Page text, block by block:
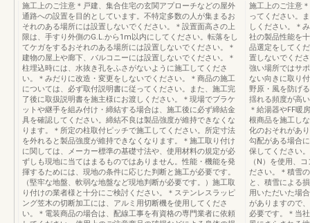
施工上のご注意＊戸建、集合住宅の玄関アプローチなどの屋外
通路への設置を目的としています。不特定多数の人が集まるお
それのある場所には設置しないでください。＊設置面高さの上
限は、手すり外側のG.L.から1m以内にしてください。転落をし
てケガをするおそれのある場所には設置しないでください。＊
建物の屋上や廊下、バルコニーには設置しないでください。＊
柱埋込時には、水抜き孔をふさがないように施工してくださ
い。＊みだりに改造・変更をしないでください。＊商品の施工
については、必ず取付説明書に従ってください。また、施工完
了後に取扱説明書を施主様にお渡しください。＊現場でブラケ
ットや継手を組み付け・締結する場合は、施工後に必ず締結金
具を確認してください。締結不良は製品強度が維持できなくな
ります。＊所定の柱取付ピッチで施工してください。所定寸法
を外れると製品強度が維持できなくなります。＊施工取り付け
に関しては、メーカー標準の基礎寸法や、使用材料の規定が必
ずしも現地に当てはまるものではありません。性能・機能を発
揮するためには、現地の条件に応じた判断と施工が必要です。
（堅牢な地盤、軟弱な地盤など現地判断が必要です。）施工取
り付けの業者様と十分にご検討ください。＊ステンレスラッピ
ング笠木の切断加工には、アルミ用切断機を使用してくださ
い。＊電装商品の場合は、配線工事を有資格の専門業者に依頼
施工上のご注意
ってください。
しください。＊
社の製品性能を
品選定をしてく
置しないでくだ
強い場所ではサ
ない向きに取り
野原・風を防げ
揺れる頻度が高
＊給湯器やFF暖
根商品を施工し
化のおそれがあ
勾配がある場合
保してください
（N）を使用、
ださい。＊積雪
と、積雪による
用いただいた場
がありますので
必要です。＊当